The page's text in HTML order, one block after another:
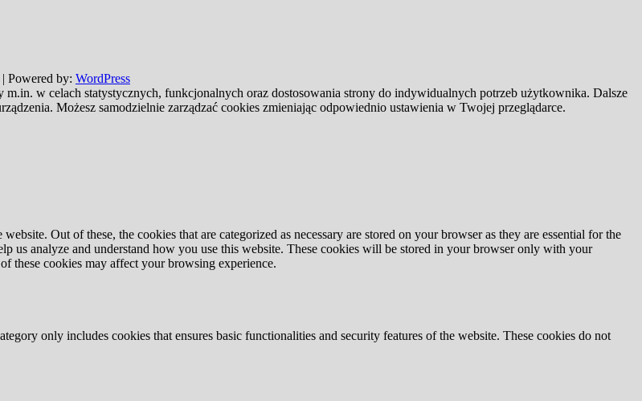
| Powered by: WordPress
w celach statystycznych, funkcjonalnych oraz dostosowania strony do indywidualnych potrzeb użytkownika. Dalsze
Możesz samodzielnie zarządzać cookies zmieniając odpowiednio ustawienia w Twojej przeglądarce.
Out of these, the cookies that are categorized as necessary are stored on your browser as they are essential for the
us analyze and understand how you use this website. These cookies will be stored in your browser only with your
these cookies may affect your browsing experience.
only includes cookies that ensures basic functionalities and security features of the website. These cookies do not